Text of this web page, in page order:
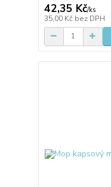
42,35 Kč/ks
35,00 Kč bez DPH